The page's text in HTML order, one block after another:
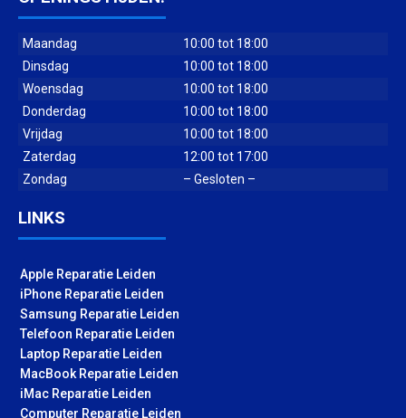
Maandag
10:00 tot 18:00
Dinsdag
10:00 tot 18:00
Woensdag
10:00 tot 18:00
Donderdag
10:00 tot 18:00
Vrijdag
10:00 tot 18:00
Zaterdag
12:00 tot 17:00
Zondag
– Gesloten –
LINKS
Apple Reparatie Leiden
iPhone Reparatie Leiden
Samsung Reparatie Leiden
Telefoon Reparatie Leiden
Laptop Reparatie Leiden
MacBook Reparatie Leiden
iMac Reparatie Leiden
Computer Reparatie Leiden